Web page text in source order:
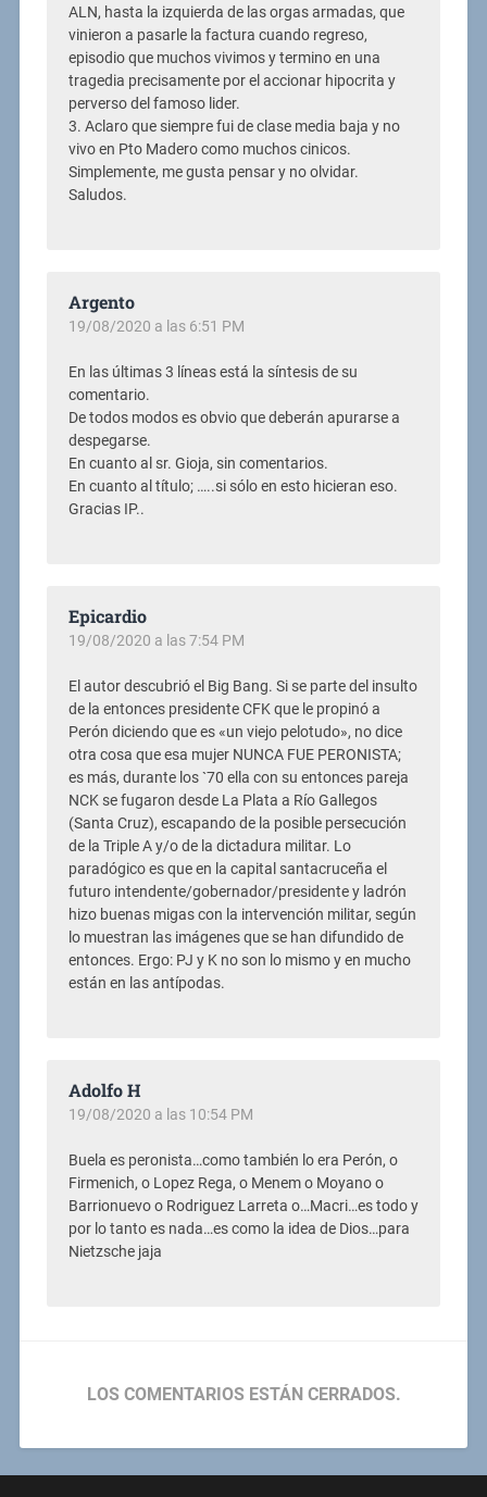
ALN, hasta la izquierda de las orgas armadas, que
vinieron a pasarle la factura cuando regreso,
episodio que muchos vivimos y termino en una
tragedia precisamente por el accionar hipocrita y
perverso del famoso lider.
3. Aclaro que siempre fui de clase media baja y no
vivo en Pto Madero como muchos cinicos.
Simplemente, me gusta pensar y no olvidar.
Saludos.
Argento
19/08/2020 a las 6:51 PM
En las últimas 3 líneas está la síntesis de su
comentario.
De todos modos es obvio que deberán apurarse a
despegarse.
En cuanto al sr. Gioja, sin comentarios.
En cuanto al título; …..si sólo en esto hicieran eso.
Gracias IP..
Epicardio
19/08/2020 a las 7:54 PM
El autor descubrió el Big Bang. Si se parte del insulto
de la entonces presidente CFK que le propinó a
Perón diciendo que es «un viejo pelotudo», no dice
otra cosa que esa mujer NUNCA FUE PERONISTA;
es más, durante los `70 ella con su entonces pareja
NCK se fugaron desde La Plata a Río Gallegos
(Santa Cruz), escapando de la posible persecución
de la Triple A y/o de la dictadura militar. Lo
paradógico es que en la capital santacruceña el
futuro intendente/gobernador/presidente y ladrón
hizo buenas migas con la intervención militar, según
lo muestran las imágenes que se han difundido de
entonces. Ergo: PJ y K no son lo mismo y en mucho
están en las antípodas.
Adolfo H
19/08/2020 a las 10:54 PM
Buela es peronista…como también lo era Perón, o
Firmenich, o Lopez Rega, o Menem o Moyano o
Barrionuevo o Rodriguez Larreta o…Macri…es todo y
por lo tanto es nada…es como la idea de Dios…para
Nietzsche jaja
LOS COMENTARIOS ESTÁN CERRADOS.